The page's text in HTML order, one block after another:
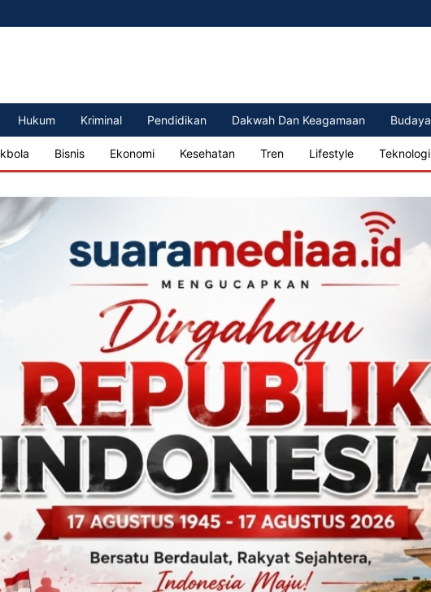
Hukum Kriminal Pendidikan Dakwah Dan Keagamaan Budaya
Bisnis Ekonomi Kesehatan Tren Lifestyle Teknologi